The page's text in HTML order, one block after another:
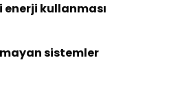
kullanması
sistemler